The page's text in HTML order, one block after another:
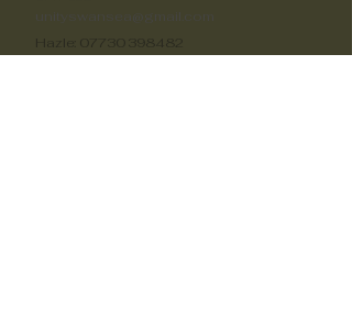
Hazle: 07730 398482